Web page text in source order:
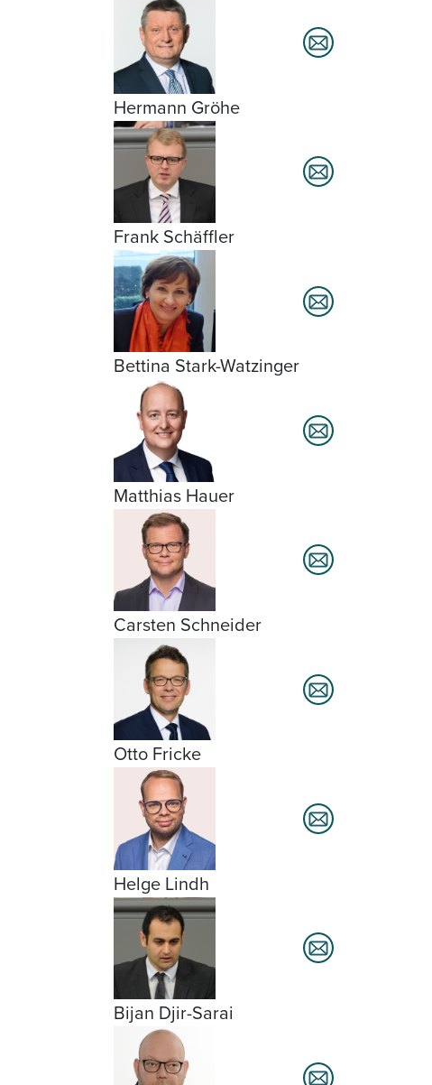
Hermann Gröhe
Frank Schäffler
Bettina Stark-Watzinger
Matthias Hauer
Carsten Schneider
Otto Fricke
Helge Lindh
Bijan Djir-Sarai